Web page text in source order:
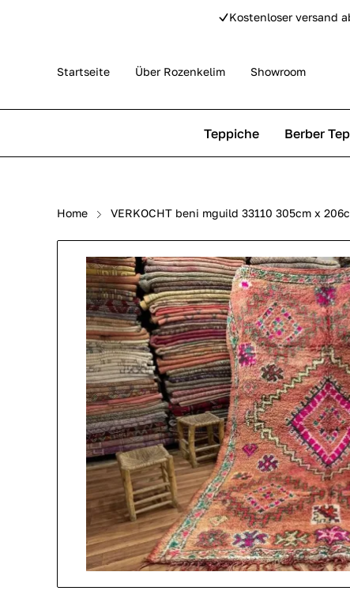
Kostenloser versand
Startseite Über Rozenkelim Showroom
Teppiche
Outdoor Teppiche
Perser Teppich
Pip Studio Teppiche
Berber
Beni Ourain Teppiche
Beni Mguild Teppiche
Home VERKOCHT beni mguild 33110 305cm x